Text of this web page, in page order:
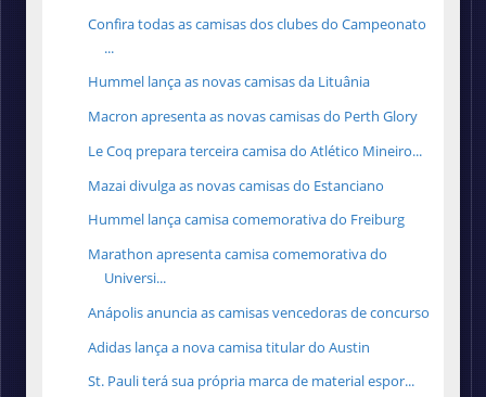
Confira todas as camisas dos clubes do Campeonato
...
Hummel lança as novas camisas da Lituânia
Macron apresenta as novas camisas do Perth Glory
Le Coq prepara terceira camisa do Atlético Mineiro...
Mazai divulga as novas camisas do Estanciano
Hummel lança camisa comemorativa do Freiburg
Marathon apresenta camisa comemorativa do
Universi...
Anápolis anuncia as camisas vencedoras de concurso
Adidas lança a nova camisa titular do Austin
St. Pauli terá sua própria marca de material espor...